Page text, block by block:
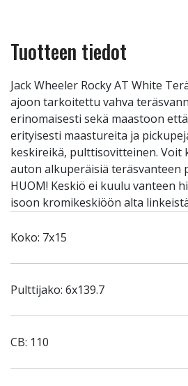
Tuotteen tiedot
Jack Wheeler Rocky AT White
ajoon tarkoitettu vahva
erinomaisesti sekä maastoon
erityisesti maastureita ja
keskireikä, pulttisovitteinen. Voit
auton alkuperäisiä teräsvanteen
HUOM! Keskiö ei kuulu vanteen
isoon kromikeskiöön alta
Koko: 7x15
Pulttijako: 6x139.7
CB: 110